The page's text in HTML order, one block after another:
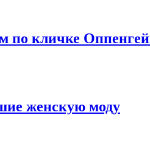
по кличке
женскую моду